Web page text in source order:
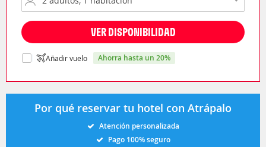
VER DISPONIBILIDAD
Añadir vuelo ahorra hasta un 20%
Por qué reservar tu hotel con Atrápalo
Atención personalizada
Pago 100% seguro